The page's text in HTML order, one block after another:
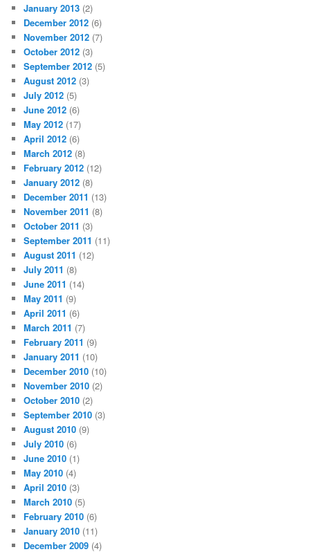
January 2013 (2)
December 2012 (6)
November 2012 (7)
October 2012 (3)
September 2012 (5)
August 2012 (3)
July 2012 (5)
June 2012 (6)
May 2012 (17)
April 2012 (6)
March 2012 (8)
February 2012 (12)
January 2012 (8)
December 2011 (13)
November 2011 (8)
October 2011 (3)
September 2011 (11)
August 2011 (12)
July 2011 (8)
June 2011 (14)
May 2011 (9)
April 2011 (6)
March 2011 (7)
February 2011 (9)
January 2011 (10)
December 2010 (10)
November 2010 (2)
October 2010 (2)
September 2010 (3)
August 2010 (9)
July 2010 (6)
June 2010 (1)
May 2010 (4)
April 2010 (3)
March 2010 (5)
February 2010 (6)
January 2010 (11)
December 2009 (4)